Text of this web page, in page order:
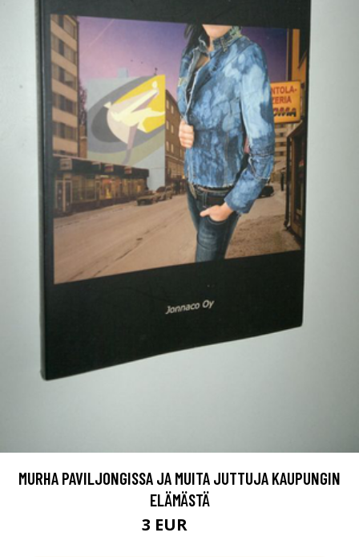
MURHA PAVILJONGISSA JA MUITA JUTTUJA KAUPUNGIN
ELÄMÄSTÄ
3 EUR